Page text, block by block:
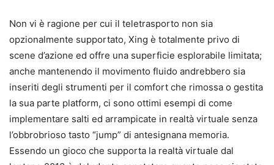
Non vi è ragione per cui il teletrasporto non sia
opzionalmente supportato, Xing è totalmente privo di
scene d’azione ed offre una superficie esplorabile limitata;
anche mantenendo il movimento fluido andrebbero sia
inseriti degli strumenti per il comfort che rimossa o gestita
la sua parte platform, ci sono ottimi esempi di come
implementare salti ed arrampicate in realtà virtuale senza
l’obbrobrioso tasto “jump” di antesignana memoria.
Essendo un gioco che supporta la realtà virtuale dal